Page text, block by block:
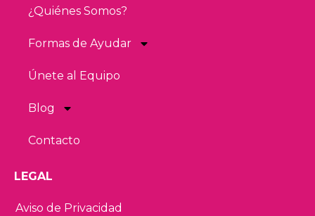
¿Quiénes Somos?
Formas de Ayudar
Únete al Equipo
Blog
Contacto
LEGAL
Aviso de Privacidad